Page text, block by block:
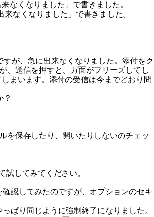
なくなりました」で書きました。
来なくなりました」で書きました。
が、急に出来なくなりました。添付をク
、送信を押すと、ガ面がフリーズしてし
まいます。添付の受信は今までどおり問
？
を保存したり、開いたりしないのチェッ
してみてください。
認してみたのですが、オプションのセキ
ぱり同じように強制終了になりました。